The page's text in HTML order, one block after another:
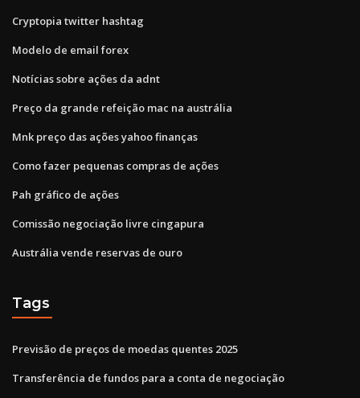
Cryptopia twitter hashtag
Modelo de email forex
Notícias sobre ações da adnt
Preço da grande refeição mac na austrália
Mnk preço das ações yahoo finanças
Como fazer pequenas compras de ações
Pah gráfico de ações
Comissão negociação livre cingapura
Austrália vende reservas de ouro
Tags
Previsão de preços de moedas quentes 2025
Transferência de fundos para a conta de negociação